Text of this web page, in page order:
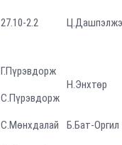
27.10-2.2
Г.Пүрэвдорж
С.Пүрэвдорж
Н.Энхтөр
С.Мөнхдалай Б.Бат-Оргил